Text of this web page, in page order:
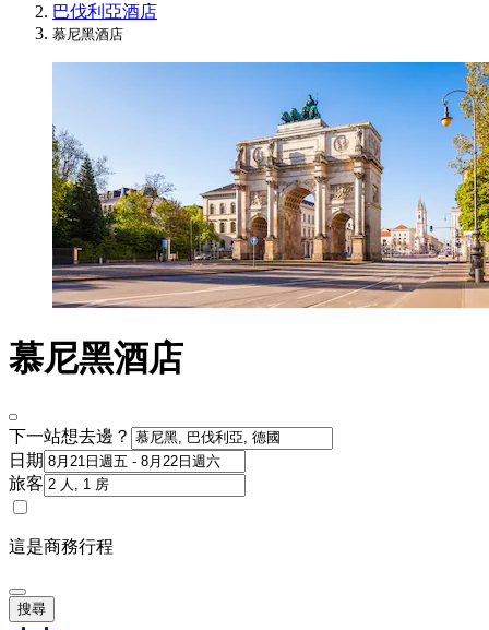
巴伐利亞酒店
慕尼黑酒店
慕尼黑酒店
下一站想去邊？
日期
旅客
這是商務行程
搜尋